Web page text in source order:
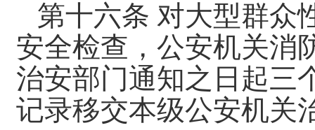
第十六条 对大型群众
安全检查，公安机关消
治安部门通知之日起三
记录移交本级公安机关